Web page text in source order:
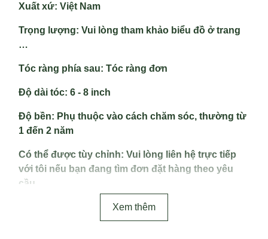
Xuất xứ: Việt Nam
Trọng lượng: Vui lòng tham khảo biểu đồ ở trang
…
Tóc ràng phía sau: Tóc ràng đơn
Độ dài tóc: 6 - 8 inch
Độ bền: Phụ thuộc vào cách chăm sóc, thường từ
1 đến 2 năm
Có thể được tùy chỉnh: Vui lòng liên hệ trực tiếp
với tôi nếu bạn đang tìm đơn đặt hàng theo yêu
cầu.
Xem thêm